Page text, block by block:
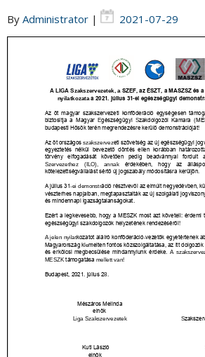
By Administrator | 2021-07-29